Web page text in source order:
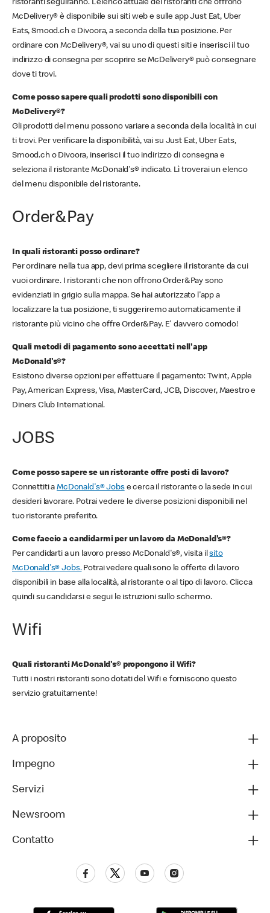
ristoranti seguiranno. L'elenco attuale dei ristoranti che offrono
McDelivery® è disponibile sui siti web e sulle app Just Eat, Uber
Eats, Smood.ch e Divoora, a seconda della tua posizione. Per
ordinare con McDelivery®, vai su uno di questi siti e inserisci il tuo
indirizzo di consegna per scoprire se McDelivery® può consegnare
dove ti trovi.
Come posso sapere quali prodotti sono disponibili con
McDelivery®?
Gli prodotti del menu possono variare a seconda della località in cui
ti trovi. Per verificare la disponibilità, vai su Just Eat, Uber Eats,
Smood.ch o Divoora, inserisci il tuo indirizzo di consegna e
seleziona il ristorante McDonald's® indicato. Lì troverai un elenco
del menu disponibile del ristorante.
Order&Pay
In quali ristoranti posso ordinare?
Per ordinare nella tua app, devi prima scegliere il ristorante da cui
vuoi ordinare. I ristoranti che non offrono Order&Pay sono
evidenziati in grigio sulla mappa. Se hai autorizzato l'app a
localizzare la tua posizione, ti suggeriremo automaticamente il
ristorante più vicino che offre Order&Pay. E' davvero comodo!
Quali metodi di pagamento sono accettati nell'app
McDonald's®?
Esistono diverse opzioni per effettuare il pagamento: Twint, Apple
Pay, American Express, Visa, MasterCard, JCB, Discover, Maestro e
Diners Club International.
JOBS
Come posso sapere se un ristorante offre posti di lavoro?
Connettiti aMcDonald's® Jobse cerca il ristorante o la sede in cui
desideri lavorare. Potrai vedere le diverse posizioni disponibili nel
tuo ristorante preferito.
Come faccio a candidarmi per un lavoro da McDonald's®?
Per candidarti a un lavoro presso McDonald's®, visita ilsito
McDonald's® Jobs.Potrai vedere quali sono le offerte di lavoro
disponibili in base alla località, al ristorante o al tipo di lavoro. Clicca
quindi su candidarsi e segui le istruzioni sullo schermo.
Wifi
Quali ristoranti McDonald's® propongono il Wifi?
Tutti i nostri ristoranti sono dotati del Wifi e forniscono questo
servizio gratuitamente!
A proposito
Impegno
Servizi
Newsroom
Contatto